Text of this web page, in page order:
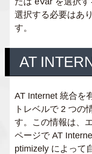
選択する必要はあ
す。
AT
AT Internet 統合を
トレベルで 2 つの
す。この情報は、
ページで AT
ptimizely によって